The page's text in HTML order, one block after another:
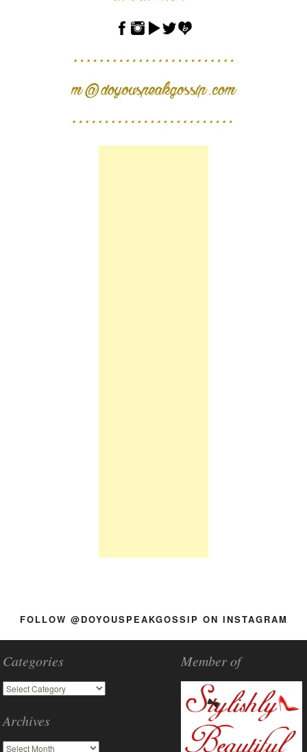
FOLLOW @DOYOUSPEAKGOSSIP ON INSTAGRAM
Categories
Archives
Member of